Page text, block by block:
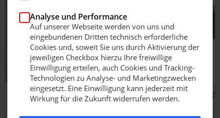
Bildquelle: Makita Werkzeug
Analyse und Performance
Auf unserer Webseite werden von uns und
eingebundenen Dritten technisch erforderliche
Cookies und, soweit Sie uns durch Aktivierung der
jeweiligen Checkbox hierzu Ihre freiwillige
Einwilligung erteilen, auch Cookies und Tracking-
Technologien zu Analyse- und Marketingzwecken
eingesetzt. Eine Einwilligung kann jederzeit mit
Wirkung für die Zukunft widerrufen werden.